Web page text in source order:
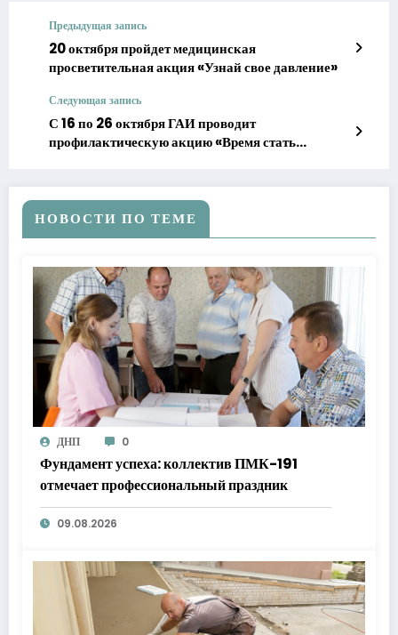
Предыдущая запись
20 октября пройдет медицинская
просветительная акция «Узнай свое давление»
Следующая запись
С 16 по 26 октября ГАИ проводит
профилактическую акцию «Время стать
НОВОСТИ ПО ТЕМЕ
ДНП 0
Фундамент успеха: коллектив ПМК-191
отмечает профессиональный праздник
09.08.2026